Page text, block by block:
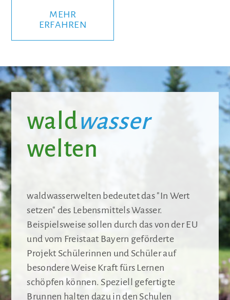
MEHR
ERFAHREN
waldwasser
welten
waldwasserwelten bedeutet das "In Wert
setzen" des Lebensmittels Wasser.
Beispielsweise sollen durch das von der EU
und vom Freistaat Bayern geförderte
Projekt Schülerinnen und Schüler auf
besondere Weise Kraft fürs Lernen
schöpfen können. Speziell gefertigte
Brunnen halten dazu in den Schulen